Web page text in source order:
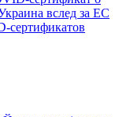
вслед за ЕС
сертификатов